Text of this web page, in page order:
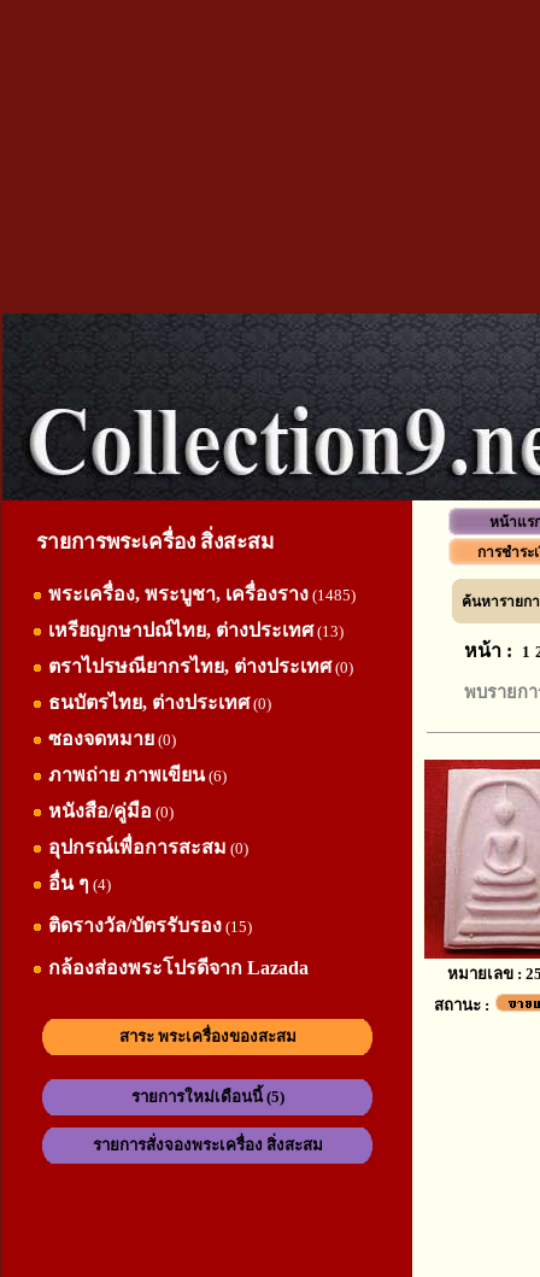
รายการพระเครื่อง สิ่งสะสม
พระเครื่อง, พระบูชา, เครื่องราง (1485)
เหรียญกษาปณ์ไทย, ต่างประเทศ(13)
ตราไปรษณียากรไทย, ต่างประเทศ(0)
ธนบัตรไทย, ต่างประเทศ(0)
ซองจดหมาย (0)
ภาพถ่าย ภาพเขียน(6)
หนังสือ/คู่มือ (0)
อุปกรณ์เพื่อการสะสม (0)
อื่น ๆ (4)
ติดรางวัล/บัตรรับรอง (15)
กล้องส่องพระโปรดีจาก Lazada
สาระ พระเครื่องของสะสม
รายการใหม่เดือนนี้ (5)
รายการสั่งจองพระเครื่อง สิ่งสะสม
หน้าแร
การชำระ
ค้นหารายก
หน้า : 1
พบรายก
หมายเลข :
สถานะ :